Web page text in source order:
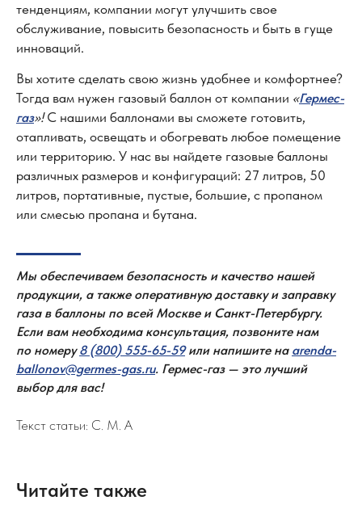
тенденциям, компании могут улучшить свое
обслуживание, повысить безопасность и быть в гуще
инноваций.
Вы хотите сделать свою жизнь удобнее и комфортнее?
Тогда вам нужен газовый баллон от компании «Гермес-
газ»!С нашими баллонами вы сможете готовить,
отапливать, освещать и обогревать любое помещение
или территорию. У нас вы найдете газовые баллоны
различных размеров и конфигураций: 27 литров, 50
литров, портативные, пустые, большие, с пропаном
или смесью пропана и бутана.
Мы обеспечиваем безопасность и качество нашей
продукции, а также оперативную доставку и заправку
газа в баллоны по всей Москве и Санкт-Петербургу.
Если вам необходима консультация, позвоните нам
по номеру8 (800) 555-65-59или напишите на arenda-
ballonov@germes-gas.ru. Гермес-газ — это лучший
выбор для вас!
Текст статьи: С. М. А
Читайте также
О компании
Стоимость аренды
Преимущества
Калькулятор
© 2008–2026 «Гермес-газ»
Политика конфиденциальности
8 (800) 555-65-59
Сотрудничество
Этапы работы
Контакты
8 (495) 225-54-25
info@germes-gas.ru
Заказать звонок